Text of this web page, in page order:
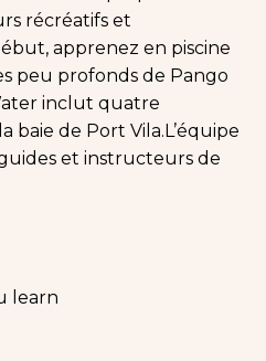
récréatifs et
apprenez en piscine
peu profonds de Pango
inclut quatre
baie de Port Vila.L’équipe
et instructeurs de